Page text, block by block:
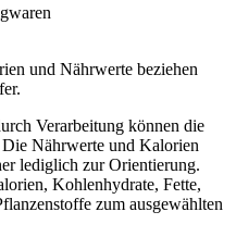
und Nährwerte beziehen
Verarbeitung können die
Nährwerte und Kalorien
lediglich zur Orientierung.
Kohlenhydrate, Fette,
zum ausgewählten